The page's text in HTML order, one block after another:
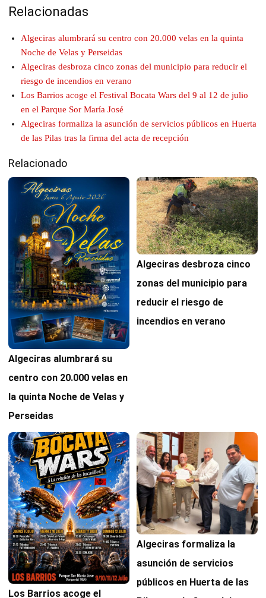
Relacionadas
Algeciras alumbrará su centro con 20.000 velas en la quinta
Noche de Velas y Perseidas
Algeciras desbroza cinco zonas del municipio para reducir el
riesgo de incendios en verano
Los Barrios acoge el Festival Bocata Wars del 9 al 12 de julio
en el Parque Sor María José
Algeciras formaliza la asunción de servicios públicos en Huerta
de las Pilas tras la firma del acta de recepción
Relacionado
Algeciras alumbrará su
centro con 20.000 velas en
la quinta Noche de Velas y
Perseidas
Algeciras desbroza cinco
zonas del municipio para
reducir el riesgo de
incendios en verano
Los Barrios acoge el
Algeciras formaliza la
asunción de servicios
públicos en Huerta de las